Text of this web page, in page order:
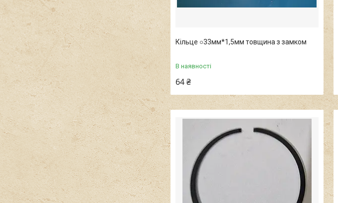
Кільце ○33мм*1,5мм товщина з замком
В наявності
64 ₴